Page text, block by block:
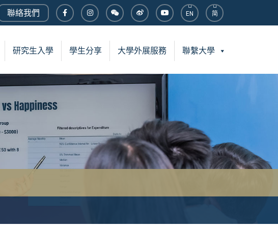
聯絡我們 EN 简
研究生入學 學生分享 大學外展服務 聯繫大學